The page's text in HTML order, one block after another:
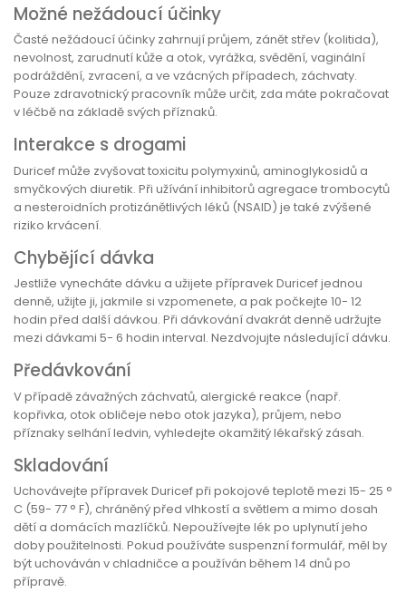
Možné nežádoucí účinky
Časté nežádoucí účinky zahrnují průjem, zánět střev (kolitida),
nevolnost, zarudnutí kůže a otok, vyrážka, svědění, vaginální
podráždění, zvracení, a ve vzácných případech, záchvaty.
Pouze zdravotnický pracovník může určit, zda máte pokračovat
v léčbě na základě svých příznaků.
Interakce s drogami
Duricef může zvyšovat toxicitu polymyxinů, aminoglykosidů a
smyčkových diuretik. Při užívání inhibitorů agregace trombocytů
a nesteroidních protizánětlivých léků (NSAID) je také zvýšené
riziko krvácení.
Chybějící dávka
Jestliže vynecháte dávku a užijete přípravek Duricef jednou
denně, užijte ji, jakmile si vzpomenete, a pak počkejte 10- 12
hodin před další dávkou. Při dávkování dvakrát denně udržujte
mezi dávkami 5- 6 hodin interval. Nezdvojujte následující dávku.
Předávkování
V případě závažných záchvatů, alergické reakce (např.
kopřivka, otok obličeje nebo otok jazyka), průjem, nebo
příznaky selhání ledvin, vyhledejte okamžitý lékařský zásah.
Skladování
Uchovávejte přípravek Duricef při pokojové teplotě mezi 15- 25 °
C (59- 77 ° F), chráněný před vlhkostí a světlem a mimo dosah
dětí a domácích mazlíčků. Nepoužívejte lék po uplynutí jeho
doby použitelnosti. Pokud používáte suspenzní formulář, měl by
být uchováván v chladničce a používán během 14 dnů po
přípravě.